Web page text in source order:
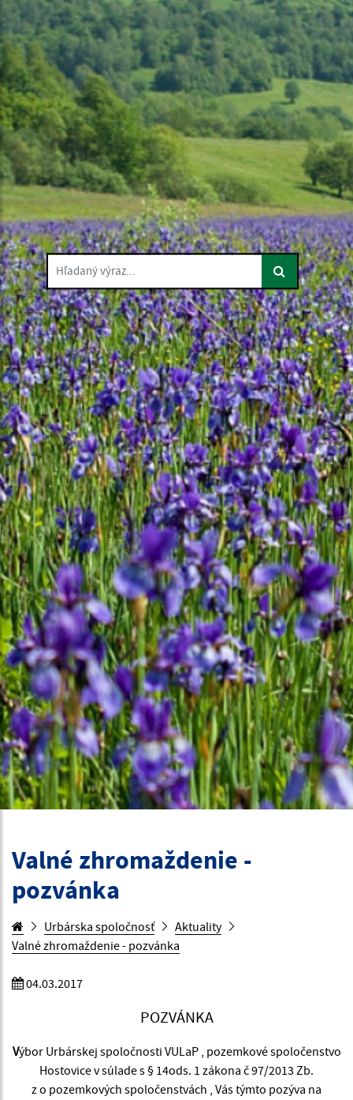
Hľadaný výraz...
Valné zhromaždenie -
pozvánka
Urbárska spoločnosť
Aktuality
Valné zhromaždenie - pozvánka
04.03.2017
POZVÁNKA
Výbor Urbárskej spoločnosti VULaP , pozemkové spoločenstvo
Hostovice v súlade s § 14ods. 1 zákona č 97/2013 Zb.
z o pozemkových spoločenstvách , Vás týmto pozýva na